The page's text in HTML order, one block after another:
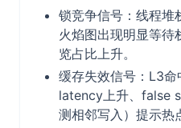
锁竞争信号：线程
火焰图出现明显等待
览占比上升。
缓存失效信号：L3
latency上升、false
测相邻写入）提示热